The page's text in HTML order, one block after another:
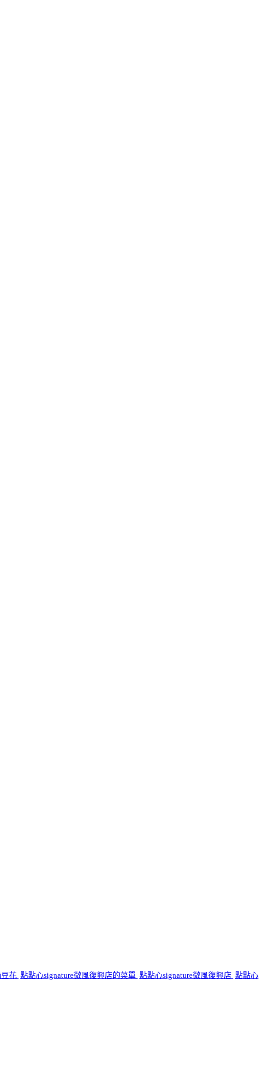
花 點點心signature微風復興店的菜單 點點心signature微風復興店 點點心